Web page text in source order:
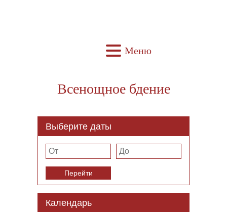
Меню
Всенощное бдение
Выберите даты
Перейти
Календарь